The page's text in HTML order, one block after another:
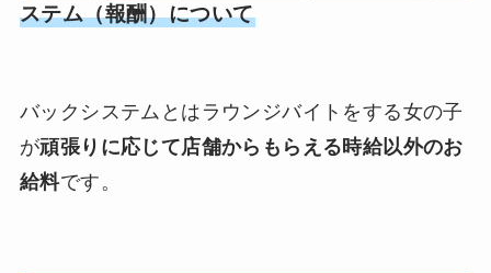
ステム（報酬）について
バックシステムとはラウンジバイトをする女の子
が頑張りに応じて店舗からもらえる時給以外のお
給料です。